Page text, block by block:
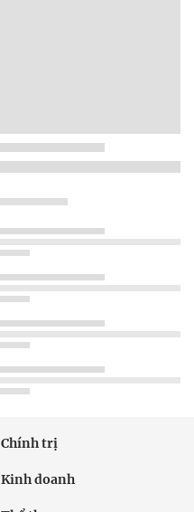
Chính trị
Kinh doanh